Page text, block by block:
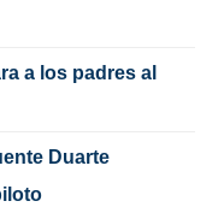
a los padres al
Duarte